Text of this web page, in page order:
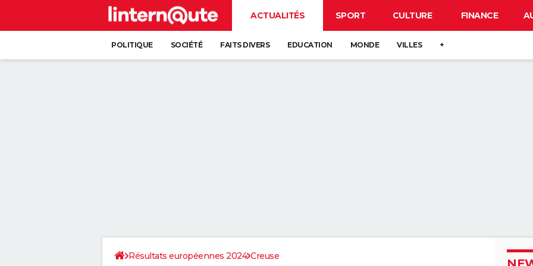
ACTUALITÉS SPORT CULTURE FINANCE
POLITIQUE SOCIÉTÉ FAITS DIVERS EDUCATION MONDE VILLES +
Résultats européennes 2024 Creuse